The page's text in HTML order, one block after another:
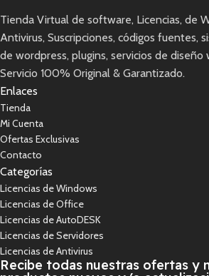
Tienda Virtual de software, Licencias, de
Antivirus, Suscripciones, códigos fuentes,
de wordpress, plugins, servicios de diseño
Servicio 100% Original & Garantizado.
Enlaces
Tienda
Mi Cuenta
Ofertas Exclusivas
Contacto
Categorías
Licencias de Windows
Licencias de Office
Licencias de AutoDESK
Licencias de Servidores
Licencias de Antivirus
Recibe todas nuestras ofertas y